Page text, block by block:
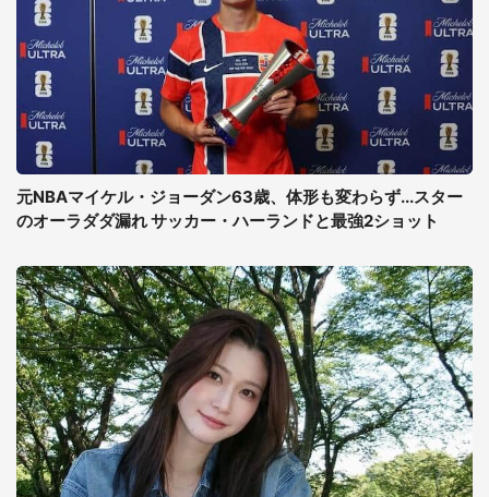
元NBAマイケル・ジョーダン63歳、体形も変わらず...スター
のオーラダダ漏れ サッカー・ハーランドと最強2ショット